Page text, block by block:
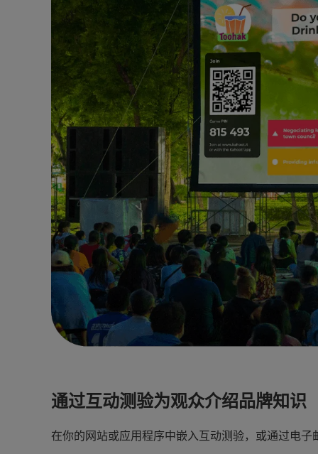
通过互动测验为观众介绍品牌知识
在你的网站或应用程序中嵌入互动测验，或通过电